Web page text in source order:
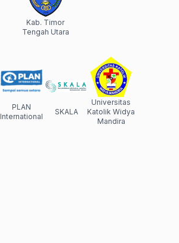
Kab. Timor
Tengah Utara
PLAN
International
SKALA
Universitas
Katolik Widya
Mandira